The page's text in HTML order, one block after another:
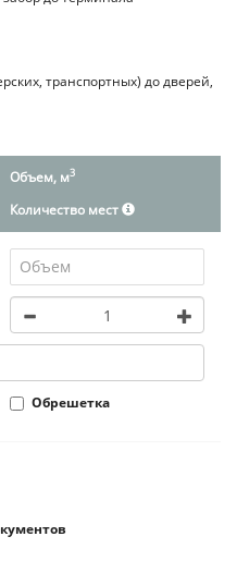
транспортных) до дверей,
Объем, м3
Количество мест
Обрешетка